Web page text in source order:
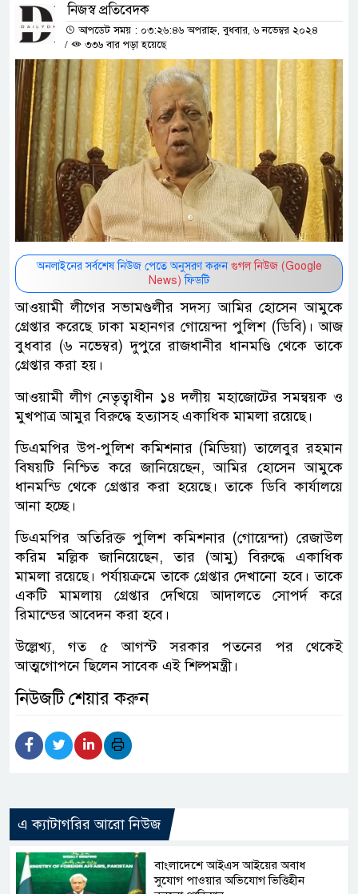
নিজস্ব প্রতিবেদক
আপডেট সময় : ০৩:২৬:৪৬ অপরাহ্ন, বুধবার, ৬ নভেম্বর ২০২৪
/
৩৩৬ বার পড়া হয়েছে
অনলাইনের সর্বশেষ নিউজ পেতে অনুসরণ করুন গুগল নিউজ (Google
News) ফিডটি
আওয়ামী লীগের সভামণ্ডলীর সদস্য আমির হোসেন আমুকে
গ্রেপ্তার করেছে ঢাকা মহানগর গোয়েন্দা পুলিশ (ডিবি)। আজ
বুধবার (৬ নভেম্বর) দুপুরে রাজধানীর ধানমণ্ডি থেকে তাকে
গ্রেপ্তার করা হয়।
আওয়ামী লীগ নেতৃত্বাধীন ১৪ দলীয় মহাজোটের সমন্বয়ক ও
মুখপাত্র আমুর বিরুদ্ধে হত্যাসহ একাধিক মামলা রয়েছে।
ডিএমপির উপ-পুলিশ কমিশনার (মিডিয়া) তালেবুর রহমান
বিষয়টি নিশ্চিত করে জানিয়েছেন, আমির হোসেন আমুকে
ধানমন্ডি থেকে গ্রেপ্তার করা হয়েছে। তাকে ডিবি কার্যালয়ে
আনা হচ্ছে।
ডিএমপির অতিরিক্ত পুলিশ কমিশনার (গোয়েন্দা) রেজাউল
করিম মল্লিক জানিয়েছেন, তার (আমু) বিরুদ্ধে একাধিক
মামলা রয়েছে। পর্যায়ক্রমে তাকে গ্রেপ্তার দেখানো হবে। তাকে
একটি মামলায় গ্রেপ্তার দেখিয়ে আদালতে সোপর্দ করে
রিমান্ডের আবেদন করা হবে।
উল্লেখ্য, গত ৫ আগস্ট সরকার পতনের পর থেকেই
আত্মগোপনে ছিলেন সাবেক এই শিল্পমন্ত্রী।
নিউজটি শেয়ার করুন
এ ক্যাটাগরির আরো নিউজ
বাংলাদেশে আইএস আইয়ের অবাধ
সুযোগ পাওয়ার অভিযোগ ভিত্তিহীন